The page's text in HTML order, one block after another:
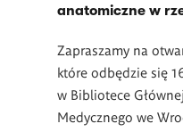
anatomiczne w
Zapraszamy na
które odbędzie się
w Bibliotece
Medycznego we